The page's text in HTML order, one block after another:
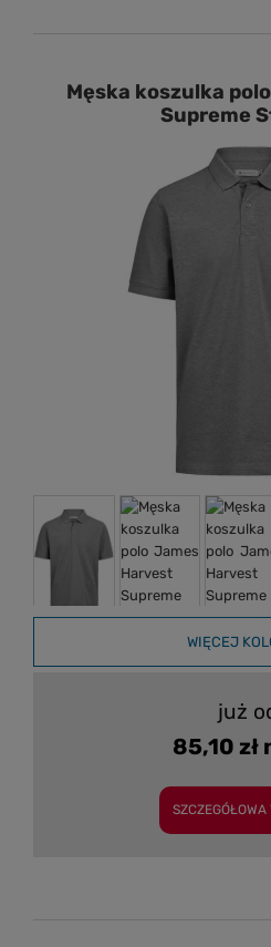
Męska koszulka
Supreme
WIĘCEJ
już
85,10 zł
SZCZEGÓŁOWA